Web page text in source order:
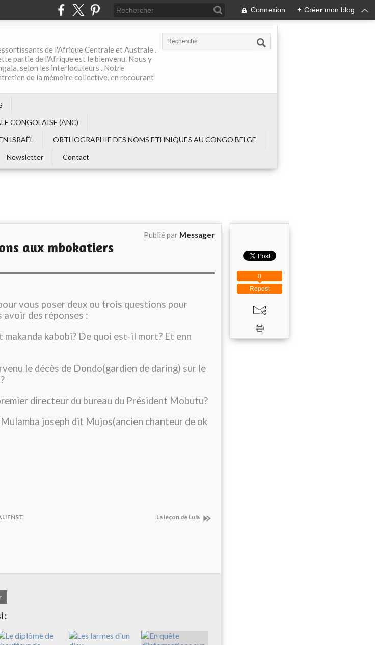
Connexion + Créer mon blog
de l'Afrique Centrale et Australe .
partie de l'Afrique est le bienvenu. Nous y
selon les interlocuteurs . Notre
de la mémoire collective, en recourant
CONGOLAISE (ANC)
ISRAËL
ORTHOGRAPHIE DES NOMS ETHNIQUES AU CONGO BELGE
Newsletter Contact
Publié par Messager
aux mbokatiers
vous poser deux ou trois questions pour
avoir des réponses :
kabobi? De quoi est-il mort? Et enn
le décès de Dondo(gardien de daring) sur le
directeur du bureau du Président Mobutu?
Mulamba joseph dit Mujos(ancien chanteur de ok
La leçon de Lula
:
Repost
0